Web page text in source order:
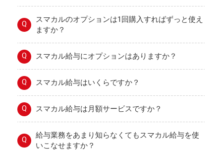
Q
スマカルのオプションは1回購入すればずっと使え
ますか？
Q スマカル給与にオプションはありますか？
Q スマカル給与はいくらですか？
Q スマカル給与は月額サービスですか？
Q
給与業務をあまり知らなくてもスマカル給与を使
いこなせますか？